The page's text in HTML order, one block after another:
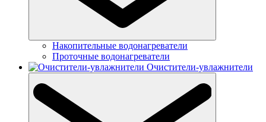
Накопительные водонагреватели
Проточные водонагреватели
Очистители-увлажнители